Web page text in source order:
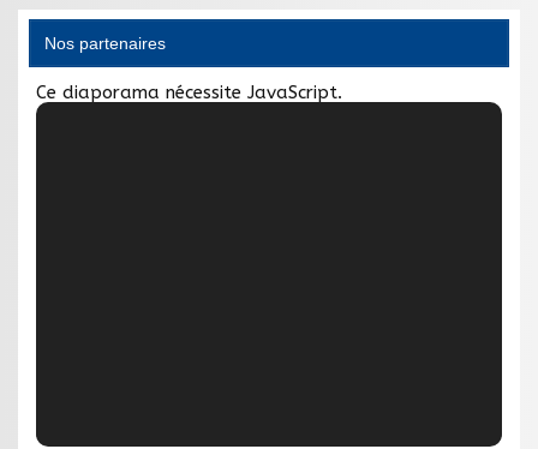
Nos partenaires
Ce diaporama nécessite JavaScript.